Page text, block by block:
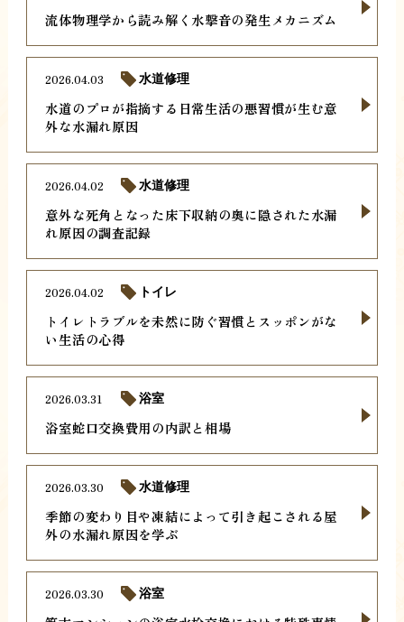
流体物理学から読み解く水撃音の発生メカニズム
水道のプロが指摘する日常生活の悪習慣が生む意
外な水漏れ原因
2026.04.03 水道修理
意外な死角となった床下収納の奥に隠された水漏
れ原因の調査記録
2026.04.02 水道修理
トイレトラブルを未然に防ぐ習慣とスッポンがな
い生活の心得
2026.04.02 トイレ
浴室蛇口交換費用の内訳と相場
2026.03.31 浴室
季節の変わり目や凍結によって引き起こされる屋
外の水漏れ原因を学ぶ
2026.03.30 水道修理
2026.03.30 浴室